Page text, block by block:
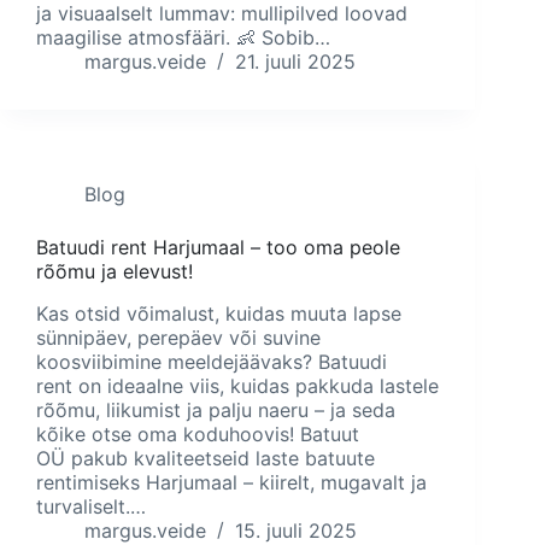
ja visuaalselt lummav: mullipilved loovad
maagilise atmosfääri. 👶 Sobib…
margus.veide
21. juuli 2025
Blog
Batuudi rent Harjumaal – too oma peole
rõõmu ja elevust!
Kas otsid võimalust, kuidas muuta lapse
sünnipäev, perepäev või suvine
koosviibimine meeldejäävaks? Batuudi
rent on ideaalne viis, kuidas pakkuda lastele
rõõmu, liikumist ja palju naeru – ja seda
kõike otse oma koduhoovis! Batuut
OÜ pakub kvaliteetseid laste batuute
rentimiseks Harjumaal – kiirelt, mugavalt ja
turvaliselt.…
margus.veide
15. juuli 2025